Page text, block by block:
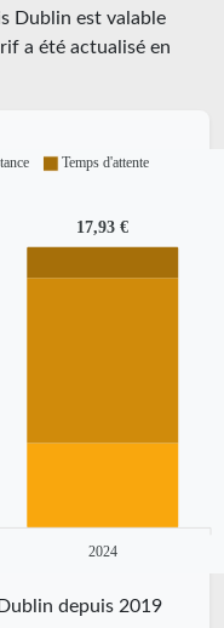
Dublin est valable
a été actualisé en
17,93 €
2024
Temps d'attente
depuis 2019